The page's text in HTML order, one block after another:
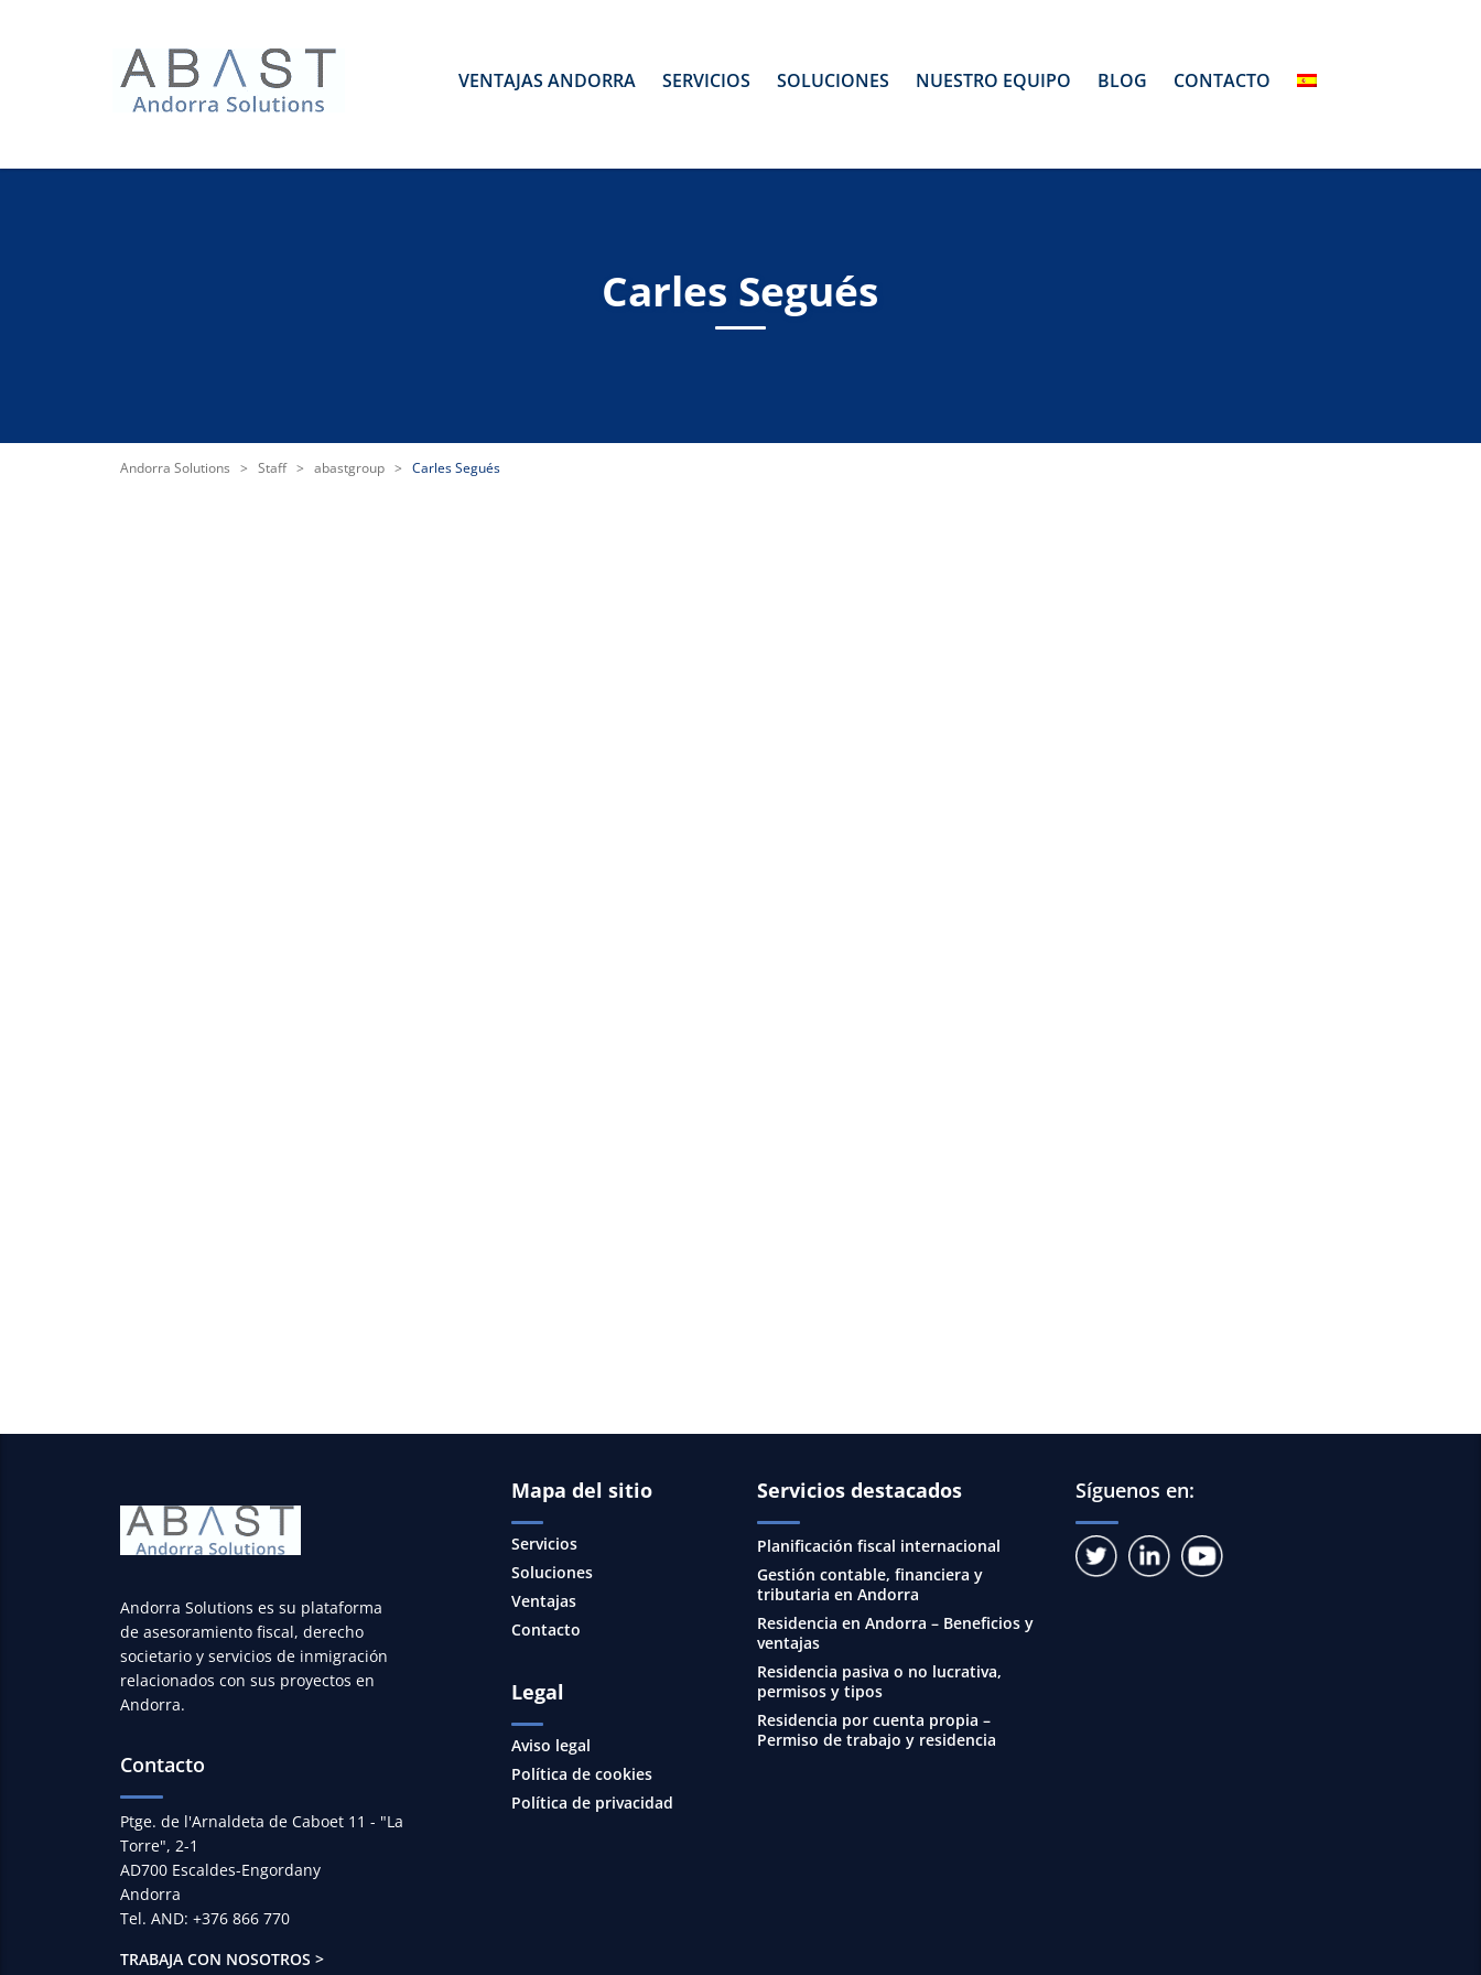
VENTAJAS ANDORRA SERVICIOS SOLUCIONES NUESTRO EQUIPO BLOG CONTACTO
Andorra Solutions > Staff > abastgroup > Carles Segués
Carles Segués
Andorra Solutions es su plataforma
de asesoramiento fiscal, derecho
societario y servicios de inmigración
relacionados con sus proyectos en
Andorra.
Contacto
Ptge. de l'Arnaldeta de Caboet 11 - "La
Torre", 2-1
AD700 Escaldes-Engordany
Andorra
Tel. AND: +376 866 770
TRABAJA CON NOSOTROS >
Mapa del sitio
Servicios
Soluciones
Ventajas
Contacto
Legal
Aviso legal
Política de cookies
Política de privacidad
Servicios destacados
Planificación fiscal internacional
Gestión contable, financiera y
tributaria en Andorra
Residencia en Andorra – Beneficios y
ventajas
Residencia pasiva o no lucrativa,
permisos y tipos
Residencia por cuenta propia –
Permiso de trabajo y residencia
Síguenos en: